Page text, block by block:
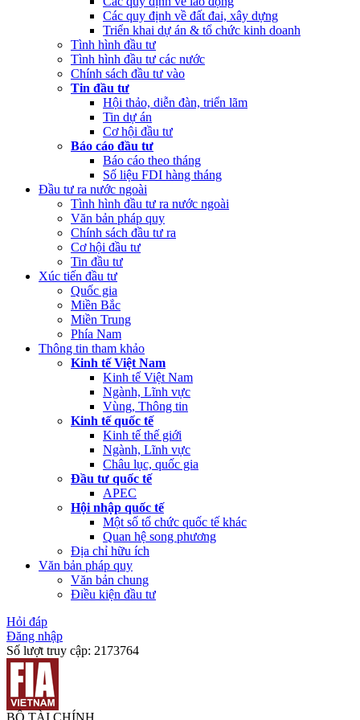
(Thứ Sáu, 24/02/2023 05:43)Việt Nam, Bỉ thúc đẩy hợp tác đổi
Các quy định về đất đai, xây dựng
Triển khai dự án & tổ chức kinh doanh
Tình hình đầu tư
Tình hình đầu tư các nước
Chính sách đầu tư vào
Tin đầu tư
Hội thảo, diễn đàn, triển lãm
Tin dự án
Cơ hội đầu tư
Báo cáo đầu tư
Báo cáo theo tháng
Số liệu FDI hàng tháng
Đầu tư ra nước ngoài
Tình hình đầu tư ra nước ngoài
Văn bản pháp quy
Chính sách đầu tư ra
Cơ hội đầu tư
Tin đầu tư
Xúc tiến đầu tư
Quốc gia
Miền Bắc
Miền Trung
Phía Nam
Thông tin tham khảo
Kinh tế Việt Nam
Kinh tế Việt Nam
Ngành, Lĩnh vực
Vùng, Thông tin
Kinh tế quốc tế
Kinh tế thế giới
Ngành, Lĩnh vực
Châu lục, quốc gia
Đầu tư quốc tế
APEC
Hội nhập quốc tế
Một số tổ chức quốc tế khác
Quan hệ song phương
Địa chỉ hữu ích
Văn bản pháp quy
Văn bản chung
Điều kiện đầu tư
Hỏi đáp
Đăng nhập
Số lượt truy cập: 2173764